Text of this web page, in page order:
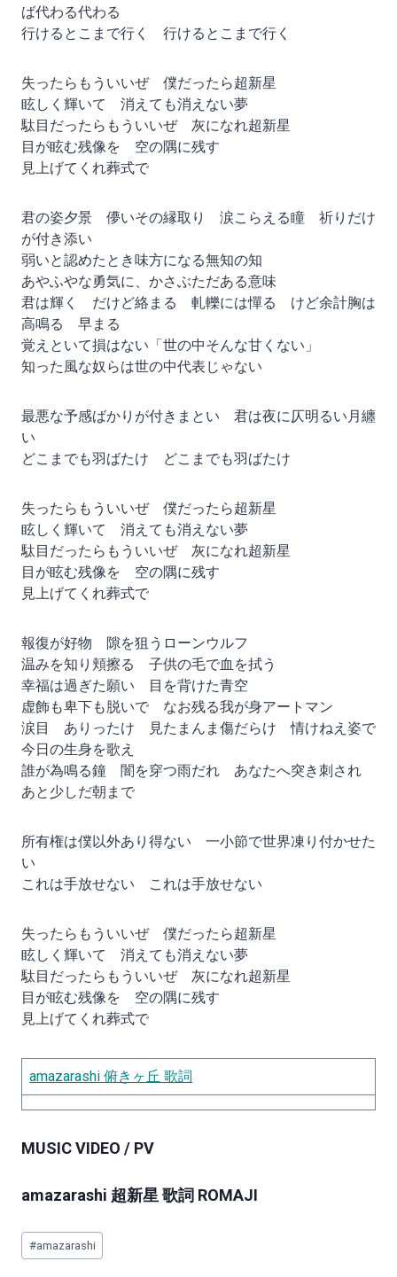
ば代わる代わる
行けるとこまで行く 行けるとこまで行く
失ったらもういいぜ 僕だったら超新星
眩しく輝いて 消えても消えない夢
駄目だったらもういいぜ 灰になれ超新星
目が眩む残像を 空の隅に残す
見上げてくれ葬式で
君の姿夕景 儚いその縁取り 涙こらえる瞳 祈りだけ
が付き添い
弱いと認めたとき味方になる無知の知
あやふやな勇気に、かさぶただある意味
君は輝く だけど絡まる 軋轢には憚る けど余計胸は
高鳴る 早まる
覚えといて損はない「世の中そんな甘くない」
知った風な奴らは世の中代表じゃない
最悪な予感ばかりが付きまとい 君は夜に仄明るい月纏
い
どこまでも羽ばたけ どこまでも羽ばたけ
失ったらもういいぜ 僕だったら超新星
眩しく輝いて 消えても消えない夢
駄目だったらもういいぜ 灰になれ超新星
目が眩む残像を 空の隅に残す
見上げてくれ葬式で
報復が好物 隙を狙うローンウルフ
温みを知り頬擦る 子供の毛で血を拭う
幸福は過ぎた願い 目を背けた青空
虚飾も卑下も脱いで なお残る我が身アートマン
涙目 ありったけ 見たまんま傷だらけ 情けねえ姿で
今日の生身を歌え
誰が為鳴る鐘 闇を穿つ雨だれ あなたへ突き刺され
あと少しだ朝まで
所有権は僕以外あり得ない 一小節で世界凍り付かせた
い
これは手放せない これは手放せない
失ったらもういいぜ 僕だったら超新星
眩しく輝いて 消えても消えない夢
駄目だったらもういいぜ 灰になれ超新星
目が眩む残像を 空の隅に残す
見上げてくれ葬式で
amazarashi 俯きヶ丘 歌詞
MUSIC VIDEO / PV
amazarashi 超新星 歌詞 ROMAJI
Post
Tags:
#amazarashi